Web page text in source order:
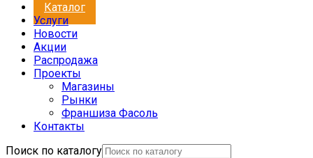
Каталог
Услуги
Новости
Акции
Распродажа
Проекты
Магазины
Рынки
Франшиза Фасоль
Контакты
Поиск по каталогу